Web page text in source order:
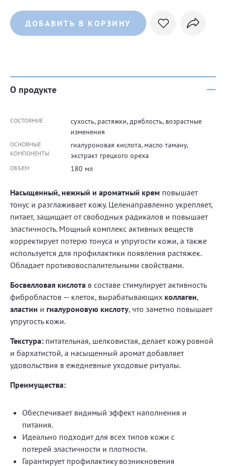
ДОБАВИТЬ В КОРЗИНУ
О продукте
СОСТОЯНИЕ
сухость, растяжки, дряблость, возрастные
изменения
ОСНОВНЫЕ
КОМПОНЕНТЫ
гиалуроновая кислота, масло таману,
экстракт грецкого ореха
ОБЪЕМ 180 мл
Насыщенный, нежный и ароматный крем повышает
тонус и разглаживает кожу. Целенаправленно укрепляет,
питает, защищает от свободных радикалов и повышает
эластичность. Мощный комплекс активных веществ
корректирует потерю тонуса и упругости кожи, а также
используется для профилактики появления растяжек.
Обладает противовоспалительными свойствами.
Босвелловая кислота в составе стимулирует активность
фибробластов — клеток, вырабатывающих коллаген,
эластин и гиалуроновую кислоту, что заметно повышает
упругость кожи.
Текстура: питательная, шелковистая, делает кожу ровной
и бархатистой, а насыщенный аромат добавляет
удовольствия в ежедневные уходовые ритуалы.
Преимущества:
Обеспечивает видимый эффект наполнения и
питания.
Идеально подходит для всех типов кожи с
потерей эластичности и плотности.
Гарантирует профилактику возникновения